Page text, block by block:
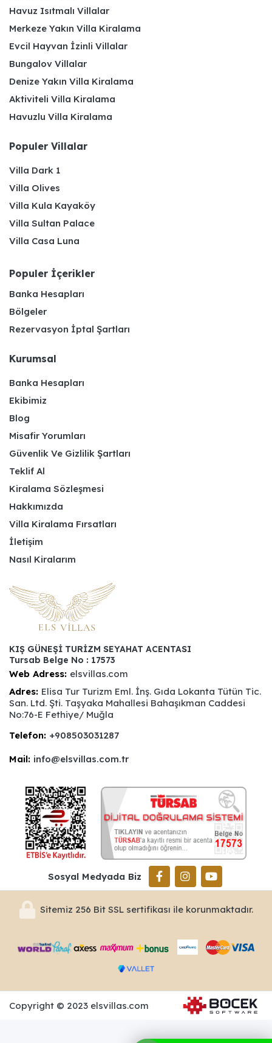
Havuz Isıtmalı Villalar
Merkeze Yakın Villa Kiralama
Evcil Hayvan İzinli Villalar
Bungalov Villalar
Denize Yakın Villa Kiralama
Aktiviteli Villa Kiralama
Havuzlu Villa Kiralama
Populer Villalar
Villa Dark 1
Villa Olives
Villa Kula Kayaköy
Villa Sultan Palace
Villa Casa Luna
Populer İçerikler
Banka Hesapları
Bölgeler
Rezervasyon İptal Şartları
Kurumsal
Banka Hesapları
Ekibimiz
Blog
Misafir Yorumları
Güvenlik Ve Gizlilik Şartları
Teklif Al
Kiralama Sözleşmesi
Hakkımızda
Villa Kiralama Fırsatları
İletişim
Nasıl Kiralarım
KIŞ GÜNEŞİ TURİZM SEYAHAT ACENTASI
Tursab Belge No : 17573
Web Adress: elsvillas.com
Adres: Elisa Tur Turizm Eml. İnş. Gıda Lokanta Tütün Tic.
San. Ltd. Şti. Taşyaka Mahallesi Bahaşıkman Caddesi
No:76-E Fethiye/ Muğla
Telefon: +908503031287
Mail: info@elsvillas.com.tr
Sosyal Medyada Biz
Sitemiz 256 Bit SSL sertifikası ile korunmaktadır.
Copyright © 2023 elsvillas.com